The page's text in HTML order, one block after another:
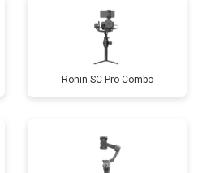
Ronin-SC Pro Combo